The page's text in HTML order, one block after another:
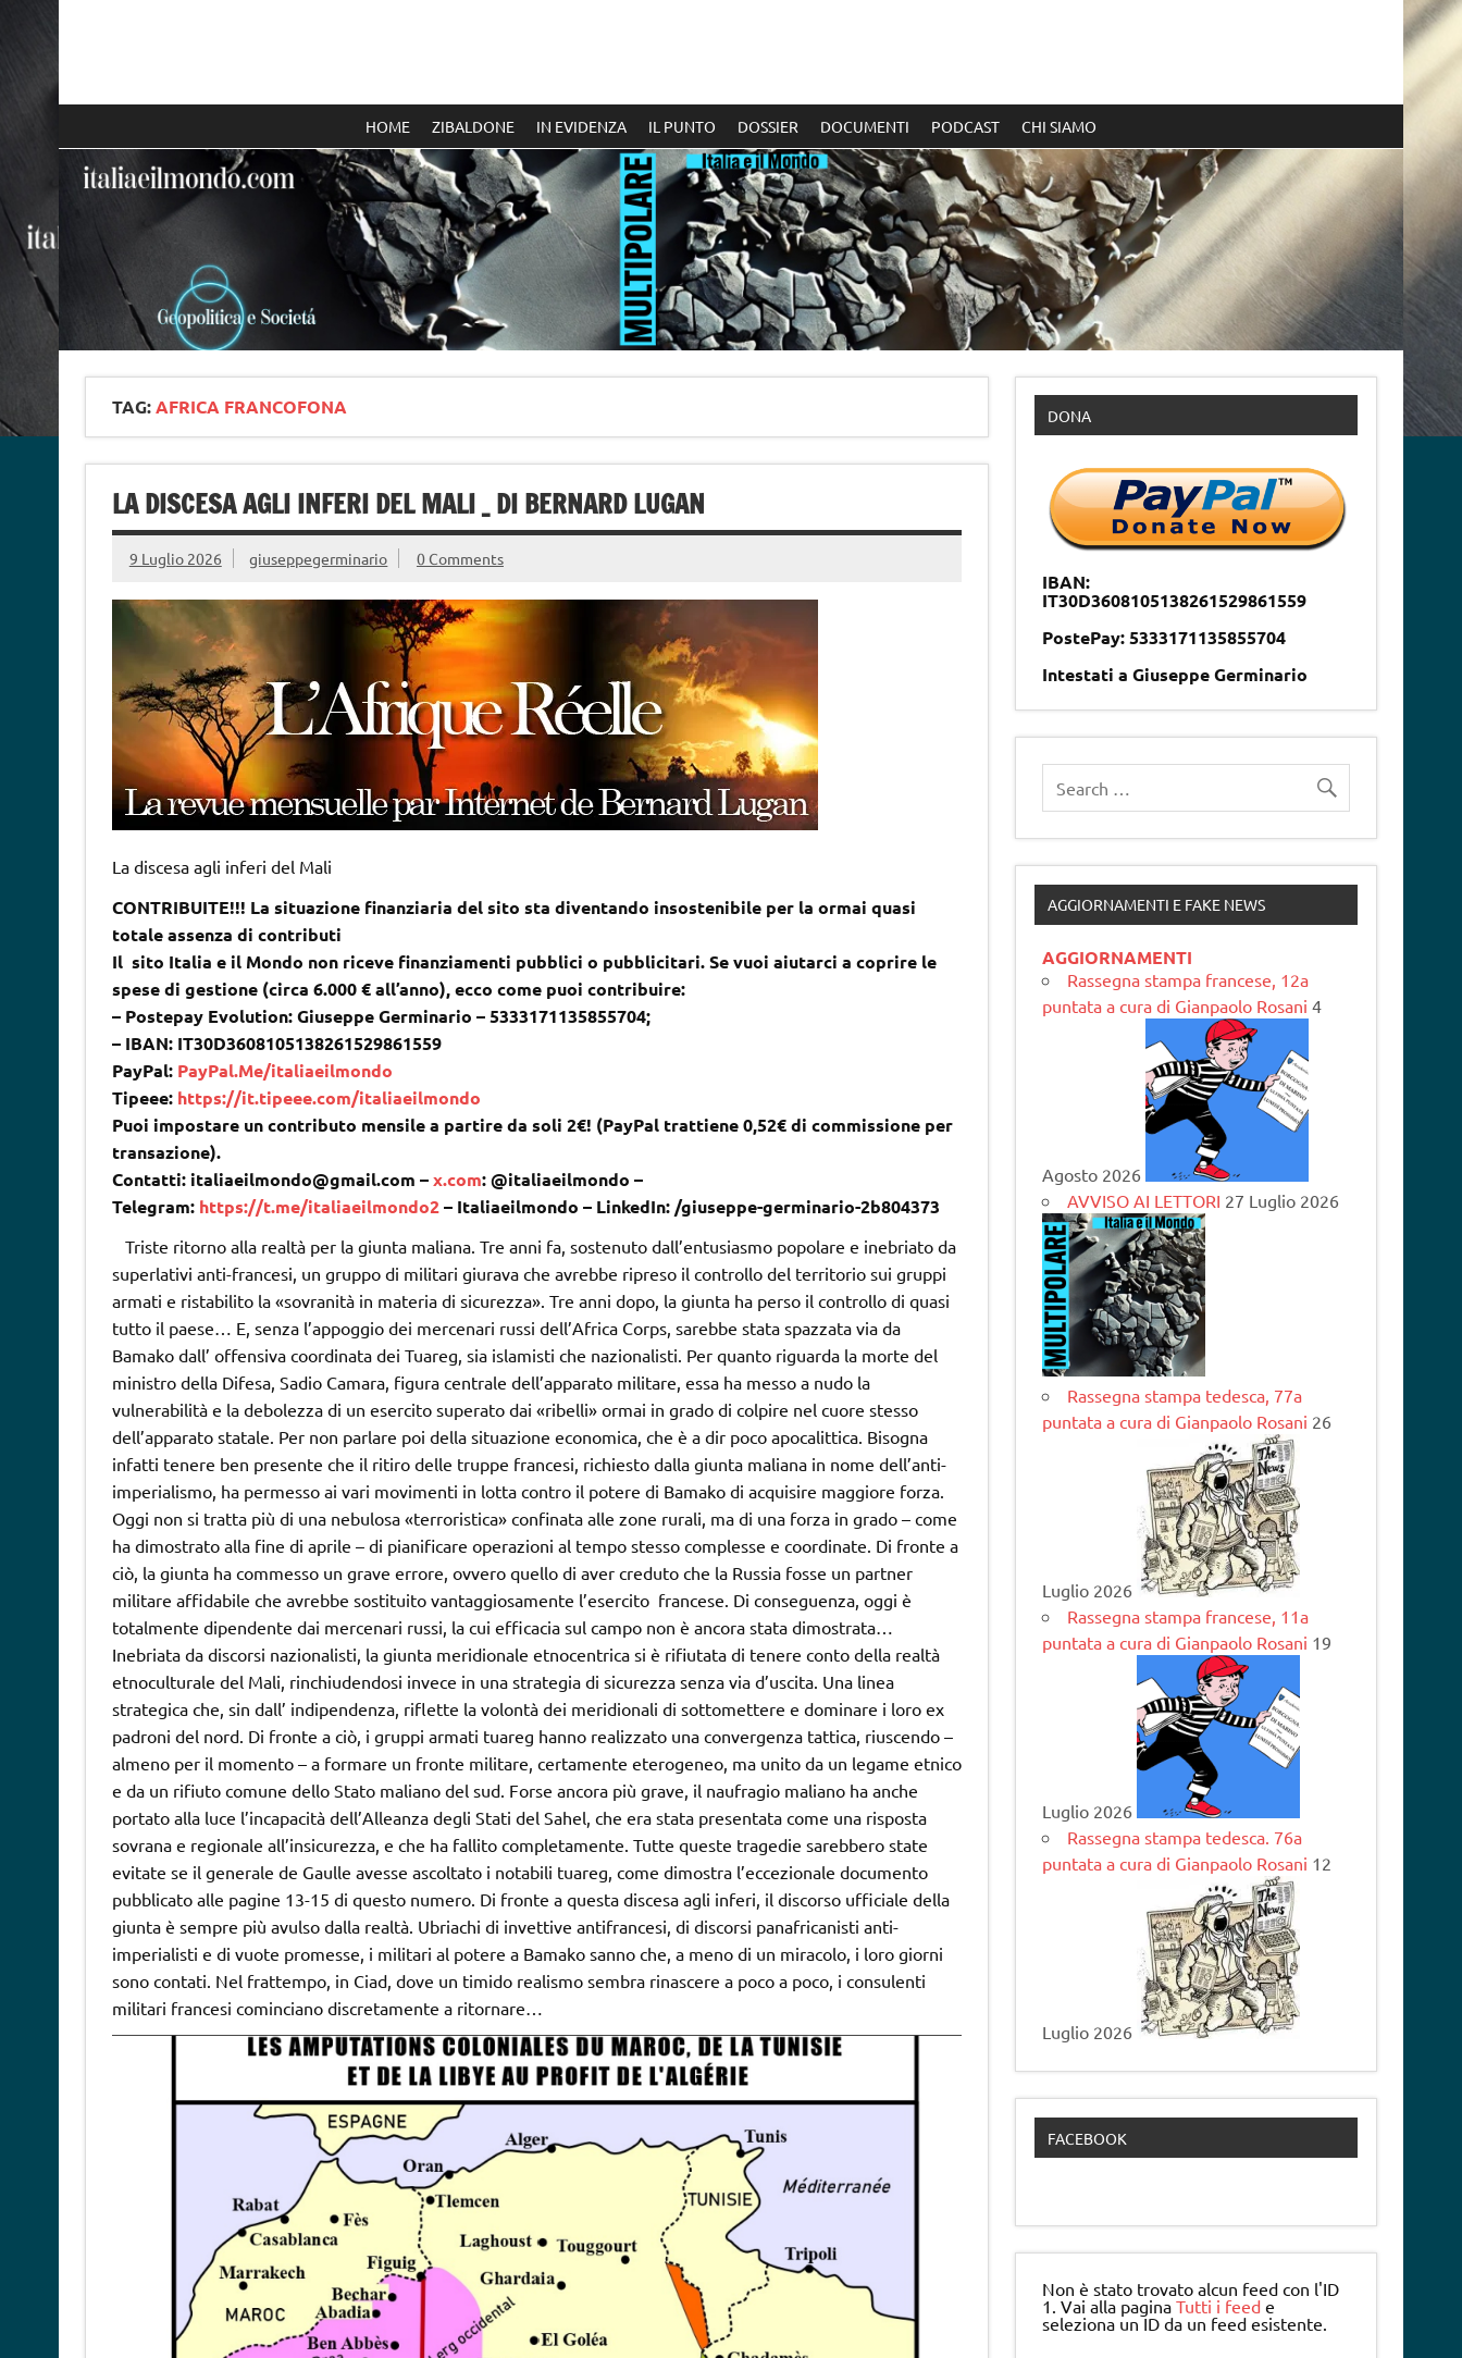
HOME ZIBALDONE IN EVIDENZA IL PUNTO DOSSIER DOCUMENTI PODCAST CHI SIAMO
TAG:AFRICA FRANCOFONA
LA DISCESA AGLI INFERI DEL MALI _ DI BERNARD LUGAN
9 Luglio 2026 giuseppegerminario 0 Comments
La discesa agli inferi del Mali
CONTRIBUITE!!! La situazione finanziaria del sito sta diventando insostenibile per la ormai quasi
totale assenza di contributi
Il sito Italia e il Mondo non riceve finanziamenti pubblici o pubblicitari. Se vuoi aiutarci a coprire le
spese di gestione (circa 6.000 € all’anno), ecco come puoi contribuire:
– Postepay Evolution: Giuseppe Germinario – 5333171135855704;
– IBAN: IT30D3608105138261529861559
PayPal: PayPal.Me/italiaeilmondo
Tipeee: https://it.tipeee.com/italiaeilmondo
Puoi impostare un contributo mensile a partire da soli 2€! (PayPal trattiene 0,52€ di commissione per
transazione).
Contatti: italiaeilmondo@gmail.com –x.com: @italiaeilmondo –
Telegram: https://t.me/italiaeilmondo2– Italiaeilmondo – LinkedIn: /giuseppe-germinario-2b804373
Triste ritorno alla realtà per la giunta maliana. Tre anni fa, sostenuto dall’entusiasmo popolare e inebriato da
superlativi anti-francesi, un gruppo di militari giurava che avrebbe ripreso il controllo del territorio sui gruppi
armati e ristabilito la «sovranità in materia di sicurezza». Tre anni dopo, la giunta ha perso il controllo di quasi
tutto il paese… E, senza l’appoggio dei mercenari russi dell’Africa Corps, sarebbe stata spazzata via da
Bamako dall’ offensiva coordinata dei Tuareg, sia islamisti che nazionalisti. Per quanto riguarda la morte del
ministro della Difesa, Sadio Camara, figura centrale dell’apparato militare, essa ha messo a nudo la
vulnerabilità e la debolezza di un esercito superato dai «ribelli» ormai in grado di colpire nel cuore stesso
dell’apparato statale. Per non parlare poi della situazione economica, che è a dir poco apocalittica. Bisogna
infatti tenere ben presente che il ritiro delle truppe francesi, richiesto dalla giunta maliana in nome dell’anti-
imperialismo, ha permesso ai vari movimenti in lotta contro il potere di Bamako di acquisire maggiore forza.
Oggi non si tratta più di una nebulosa «terroristica» confinata alle zone rurali, ma di una forza in grado – come
ha dimostrato alla fine di aprile – di pianificare operazioni al tempo stesso complesse e coordinate. Di fronte a
ciò, la giunta ha commesso un grave errore, ovvero quello di aver creduto che la Russia fosse un partner
militare affidabile che avrebbe sostituito vantaggiosamente l’esercito francese. Di conseguenza, oggi è
totalmente dipendente dai mercenari russi, la cui efficacia sul campo non è ancora stata dimostrata…
Inebriata da discorsi nazionalisti, la giunta meridionale etnocentrica si è rifiutata di tenere conto della realtà
etnoculturale del Mali, rinchiudendosi invece in una strategia di sicurezza senza via d’uscita. Una linea
strategica che, sin dall’ indipendenza, riflette la volontà dei meridionali di sottomettere e dominare i loro ex
padroni del nord. Di fronte a ciò, i gruppi armati tuareg hanno realizzato una convergenza tattica, riuscendo –
almeno per il momento – a formare un fronte militare, certamente eterogeneo, ma unito da un legame etnico
e da un rifiuto comune dello Stato maliano del sud. Forse ancora più grave, il naufragio maliano ha anche
portato alla luce l’incapacità dell’Alleanza degli Stati del Sahel, che era stata presentata come una risposta
sovrana e regionale all’insicurezza, e che ha fallito completamente. Tutte queste tragedie sarebbero state
evitate se il generale de Gaulle avesse ascoltato i notabili tuareg, come dimostra l’eccezionale documento
pubblicato alle pagine 13-15 di questo numero. Di fronte a questa discesa agli inferi, il discorso ufficiale della
giunta è sempre più avulso dalla realtà. Ubriachi di invettive antifrancesi, di discorsi panafricanisti anti-
imperialisti e di vuote promesse, i militari al potere a Bamako sanno che, a meno di un miracolo, i loro giorni
sono contati. Nel frattempo, in Ciad, dove un timido realismo sembra rinascere a poco a poco, i consulenti
militari francesi cominciano discretamente a ritornare…
DONA
IBAN:
IT30D3608105138261529861559
PostePay: 5333171135855704
Intestati a Giuseppe Germinario
AGGIORNAMENTI E FAKE NEWS
AGGIORNAMENTI
Rassegna stampa francese, 12a
puntata a cura di Gianpaolo Rosani 4
Agosto 2026
AVVISO AI LETTORI 27 Luglio 2026
Rassegna stampa tedesca, 77a
puntata a cura di Gianpaolo Rosani 26
Luglio 2026
Rassegna stampa francese, 11a
puntata a cura di Gianpaolo Rosani 19
Luglio 2026
Rassegna stampa tedesca. 76a
puntata a cura di Gianpaolo Rosani 12
Luglio 2026
FACEBOOK
Non è stato trovato alcun feed con l'ID
1. Vai alla paginaTutti i feed e
seleziona un ID da un feed esistente.